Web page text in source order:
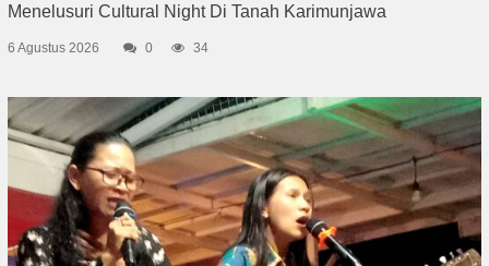
Menelusuri Cultural Night Di Tanah Karimunjawa
6 Agustus 2026 0 34